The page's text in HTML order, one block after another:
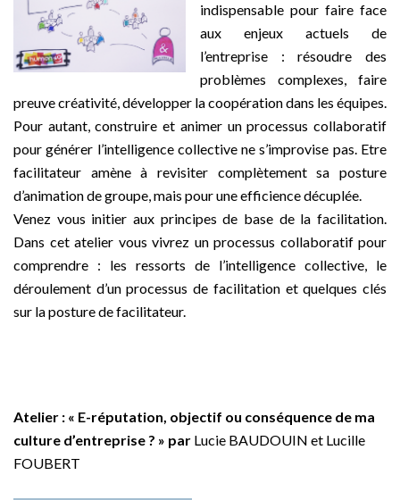
indispensable pour faire face
aux enjeux actuels de
l’entreprise : résoudre des
problèmes complexes, faire
preuve créativité, développer la coopération dans les équipes.
Pour autant, construire et animer un processus collaboratif
pour générer l’intelligence collective ne s’improvise pas. Etre
facilitateur amène à revisiter complètement sa posture
d’animation de groupe, mais pour une efficience décuplée.
Venez vous initier aux principes de base de la facilitation.
Dans cet atelier vous vivrez un processus collaboratif pour
comprendre : les ressorts de l’intelligence collective, le
déroulement d’un processus de facilitation et quelques clés
sur la posture de facilitateur.
Atelier : « E-réputation, objectif ou conséquence de ma
culture d’entreprise ? » par Lucie BAUDOUIN et Lucille
FOUBERT